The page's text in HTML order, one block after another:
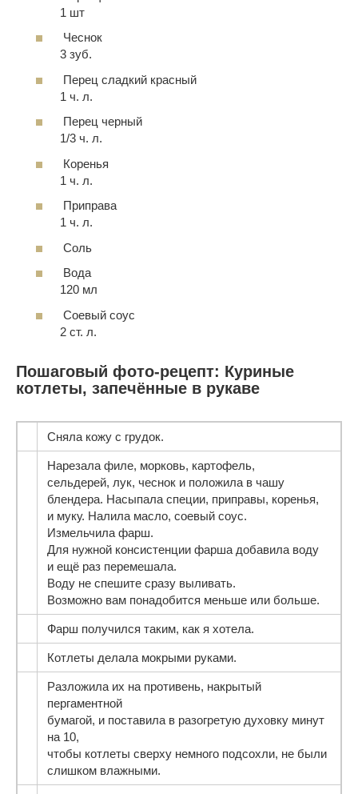
1 шт
Чеснок
3 зуб.
Перец сладкий красный
1 ч. л.
Перец черный
1/3 ч. л.
Коренья
1 ч. л.
Приправа
1 ч. л.
Соль
Вода
120 мл
Соевый соус
2 ст. л.
Пошаговый фото-рецепт: Куриные
котлеты, запечённые в рукаве
Сняла кожу с грудок.
Нарезала филе, морковь, картофель,
сельдерей, лук, чеснок и положила в чашу
блендера. Насыпала специи, приправы, коренья,
и муку. Налила масло, соевый соус.
Измельчила фарш.
Для нужной консистенции фарша добавила воду
и ещё раз перемешала.
Воду не спешите сразу выливать.
Возможно вам понадобится меньше или больше.
Фарш получился таким, как я хотела.
Котлеты делала мокрыми руками.
Разложила их на противень, накрытый
пергаментной
бумагой, и поставила в разогретую духовку минут
на 10,
чтобы котлеты сверху немного подсохли, не были
слишком влажными.